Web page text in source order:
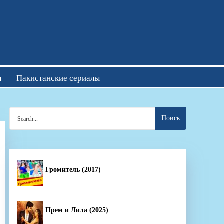
онлайн
Пакистанские сериалы
for:
Громитель (2017)
Прем и Лила (2025)